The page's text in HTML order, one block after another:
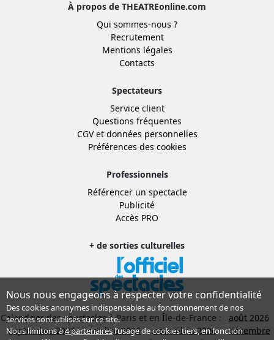
À propos de THEATREonline.com
Qui sommes-nous ?
Recrutement
Mentions légales
Contacts
Spectateurs
Service client
Questions fréquentes
CGVet données personnelles
Préférences des cookies
Professionnels
Référencer un spectacle
Publicité
Accès PRO
+ de sorties culturelles
Calendrier des spectacles à Paris et en Île-de-France :
août 2026
septembre 2026
octobre 2026 novembre 2026
décembre
Nous nous engageons à respecter votre confidentialité
Des cookies anonymes indispensables au fonctionnement de nos
services sont utilisés sur ce site.
Nous limitons à4 partenairesl’usage de cookies tiers, en fonction